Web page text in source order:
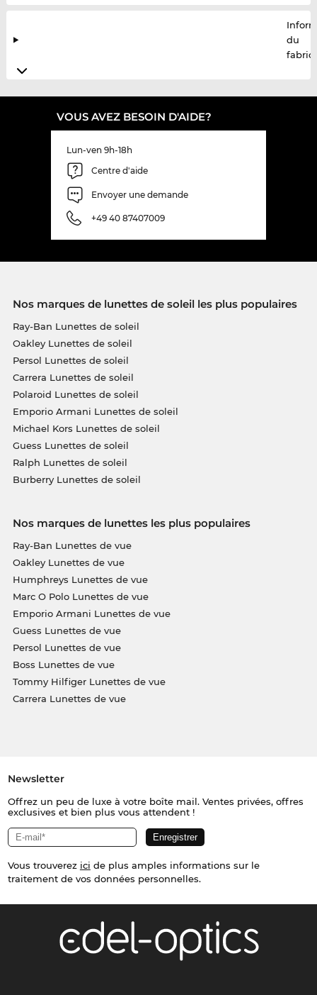
du
VOUS AVEZ BESOIN D'AIDE?
Lun-ven 9h-18h
Centre d'aide
Envoyer une demande
+49 40 87407009
Nos marques de lunettes de soleil les plus populaires
Ray-Ban Lunettes de soleil
Oakley Lunettes de soleil
Persol Lunettes de soleil
Carrera Lunettes de soleil
Polaroid Lunettes de soleil
Emporio Armani Lunettes de soleil
Michael Kors Lunettes de soleil
Guess Lunettes de soleil
Ralph Lunettes de soleil
Burberry Lunettes de soleil
Nos marques de lunettes les plus populaires
Ray-Ban Lunettes de vue
Oakley Lunettes de vue
Humphreys Lunettes de vue
Marc O Polo Lunettes de vue
Emporio Armani Lunettes de vue
Guess Lunettes de vue
Persol Lunettes de vue
Boss Lunettes de vue
Tommy Hilfiger Lunettes de vue
Carrera Lunettes de vue
Newsletter
Offrez un peu de luxe à votre boîte mail. Ventes privées, offres
exclusives et bien plus vous attendent !
Vous trouverez ici de plus amples informations sur le
traitement de vos données personnelles.